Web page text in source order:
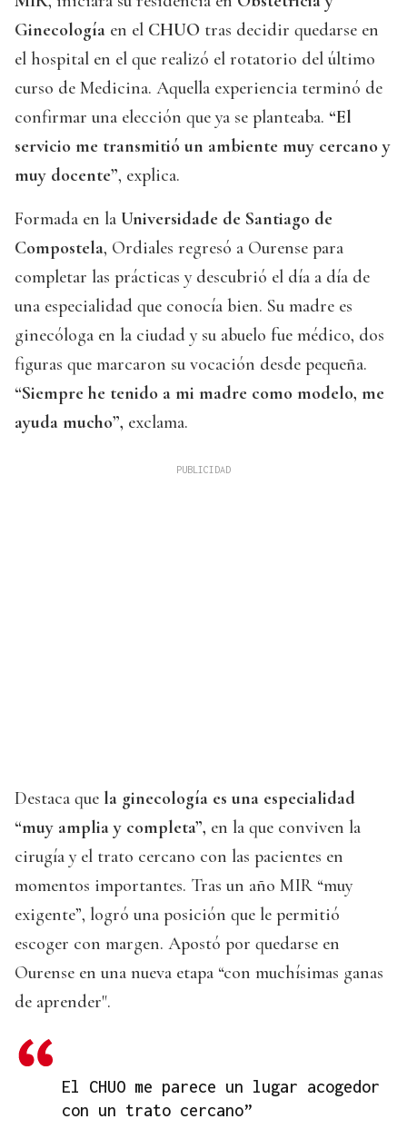
Ginecología en el CHUO tras decidir quedarse en
el hospital en el que realizó el rotatorio del último
curso de Medicina. Aquella experiencia terminó de
confirmar una elección que ya se planteaba. “El
servicio me transmitió un ambiente muy cercano y
muy docente”, explica.
Formada en la Universidade de Santiago de
Compostela, Ordiales regresó a Ourense para
completar las prácticas y descubrió el día a día de
una especialidad que conocía bien. Su madre es
ginecóloga en la ciudad y su abuelo fue médico, dos
figuras que marcaron su vocación desde pequeña.
“Siempre he tenido a mi madre como modelo, me
ayuda mucho”, exclama.
Destaca que la ginecología es una especialidad
“muy amplia y completa”, en la que conviven la
cirugía y el trato cercano con las pacientes en
momentos importantes. Tras un año MIR “muy
exigente”, logró una posición que le permitió
escoger con margen. Apostó por quedarse en
Ourense en una nueva etapa “con muchísimas ganas
de aprender".
El CHUO me parece un lugar acogedor
con un trato cercano”